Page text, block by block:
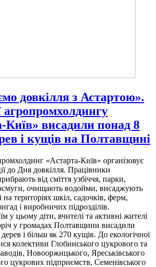
довкілля з Астартою».
агропромхолдингу
Київ» висадили понад 8
і кущів на Полтавщині
«Астарта-Київ» організовує
до Дня довкілля. Працівники
від сміття узбіччя, парки,
очищають водойми, висаджують
на територіях шкіл, садочків, ферм,
і виробничих підрозділів.
у цьому діти, вчителі та активні жителі
у громадах Полтавщини висадили
і більш як 270 кущів. До екологічної
колективи Глобинського цукрового та
Новооржицького, Яреськівського
цукрових підприємств, Семенівського